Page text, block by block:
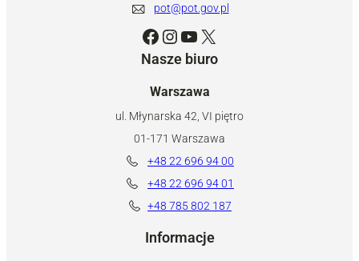
pot@pot.gov.pl
Facebook Instagram YouTube X
Nasze biuro
Warszawa
ul. Młynarska 42, VI piętro
01-171 Warszawa
+48 22 696 94 00
+48 22 696 94 01
+48 785 802 187
Informacje